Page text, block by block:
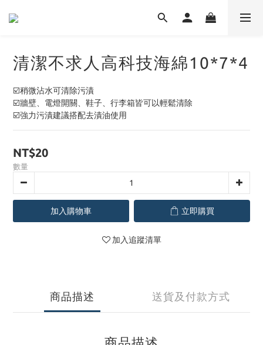
清潔不求人高科技海綿10*7*4
☑️稍微沾水可清除污漬
☑️牆壁、電燈開關、鞋子、行李箱皆可以輕鬆清除
☑️強力污漬建議搭配去漬油使用
NT$20
數量
加入購物車 立即購買
加入追蹤清單
商品描述 送貨及付款方式